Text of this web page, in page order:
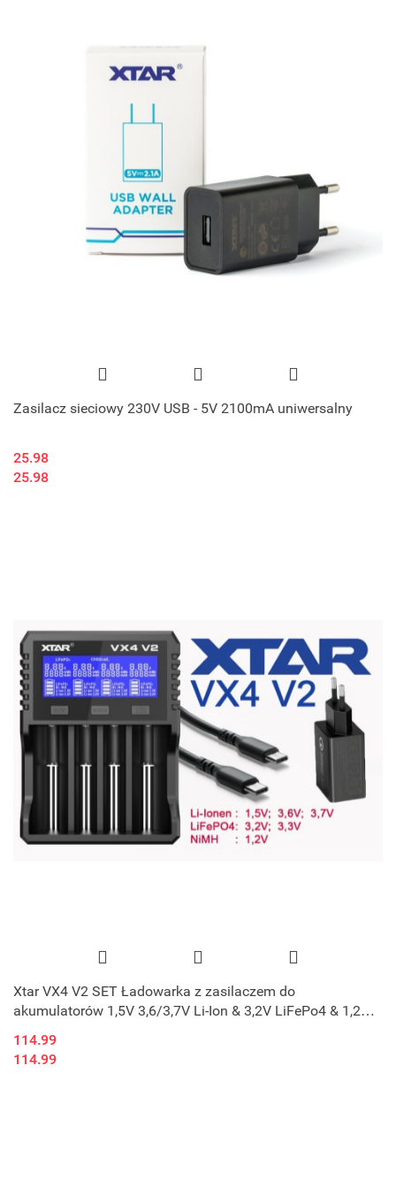
Zasilacz sieciowy 230V USB - 5V 2100mA uniwersalny
25.98
25.98
Xtar VX4 V2 SET Ładowarka z zasilaczem do
akumulatorów 1,5V 3,6/3,7V Li-Ion & 3,2V LiFePo4 & 1,2V
114.99
114.99